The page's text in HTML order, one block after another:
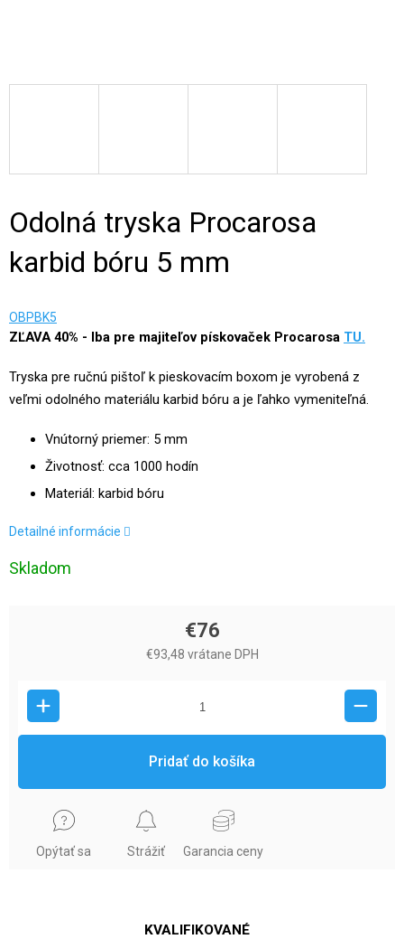
Odolná tryska Procarosa
karbid bóru 5 mm
OBPBK5
ZĽAVA 40% - Iba pre majiteľov pískovaček Procarosa TU.
Tryska pre ručnú pištoľ k pieskovacím boxom je vyrobená z
veľmi odolného materiálu karbid bóru a je ľahko vymeniteľná.
Vnútorný priemer: 5 mm
Životnosť: cca 1000 hodín
Materiál: karbid bóru
Detailné informácie
Skladom
€76
€93,48 vrátane DPH
Pridať do košíka
Opýtať sa Strážiť Garancia ceny
KVALIFIKOVANÉ